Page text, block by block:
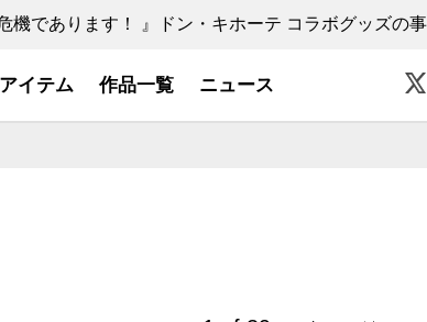
であります！ 』ドン・キホーテ コラボグッズの事
アイテム 作品一覧 ニュース